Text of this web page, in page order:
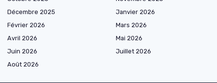
Décembre 2025
Janvier 2026
Février 2026
Mars 2026
Avril 2026
Mai 2026
Juin 2026
Juillet 2026
Août 2026